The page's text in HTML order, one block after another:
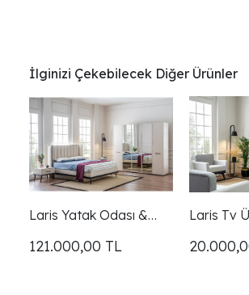
İlginizi Çekebilecek Diğer Ürünler
Laris Yatak Odası &
121.000,00 TL
Laris Tv